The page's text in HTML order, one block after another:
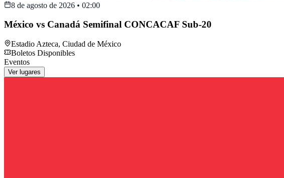
8 de agosto de 2026 • 02:00
México vs Canadá Semifinal CONCACAF Sub-20
Estadio Azteca, Ciudad de México
Boletos Disponibles
Eventos
Ver lugares